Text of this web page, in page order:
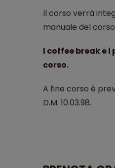
Il corso verrà
manuale del
I coffee break e
corso.
A fine corso è
D.M. 10.03.98.